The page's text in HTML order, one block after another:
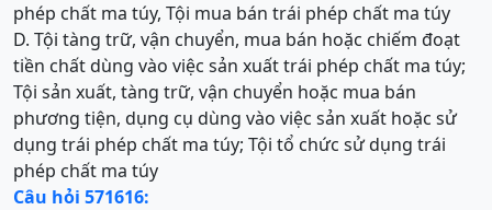
phép chất ma túy, Tội mua bán trái phép chất ma túy
D. Tội tàng trữ, vận chuyển, mua bán hoặc chiếm đoạt
tiền chất dùng vào việc sản xuất trái phép chất ma túy;
Tội sản xuất, tàng trữ, vận chuyển hoặc mua bán
phương tiện, dụng cụ dùng vào việc sản xuất hoặc sử
dụng trái phép chất ma túy; Tội tổ chức sử dụng trái
phép chất ma túy
Câu hỏi 571616: